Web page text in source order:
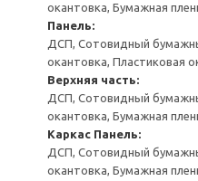
окантовка, Бумажная
Панель:
ДСП, Сотовидный
окантовка, Пластиковая
Верхняя часть:
ДСП, Сотовидный
окантовка, Бумажная
Каркас Панель:
ДСП, Сотовидный
окантовка, Бумажная